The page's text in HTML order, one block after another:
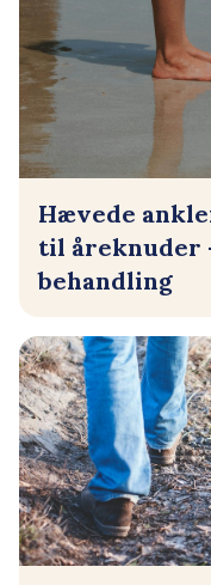
Hævede
til åreknuder
behandling